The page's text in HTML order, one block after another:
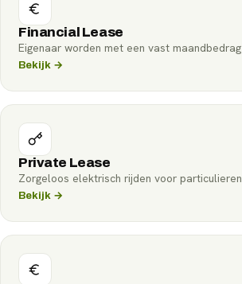
Financial Lease
Eigenaar worden met een vast maandbedrag
Bekijk →
Private Lease
Zorgeloos elektrisch rijden voor particulieren
Bekijk →